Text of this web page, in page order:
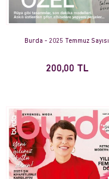
Burda - 2025 Temmuz Sayısı
200,00 TL